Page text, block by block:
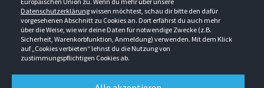
Datenschutzerklärungwissen möchtest, schau dir bitte den dafür
vorgesehenen Abschnitt zu Cookies an. Dort erfährst du auch mehr
über die Weise, wie wir deine Daten für notwendige Zwecke (z.B.
Sicherheit, Warenkorbfunktion, Anmeldung) verwenden. Mit dem Klick
auf „Cookies verbieten“ lehnst du die Nutzung von
zustimmungspflichtigen Cookies ab.
Kataloge
Jobs & Ausbildung
Retouren/Reklamationen
Berlin-Schönefeld: +49 30 68 29 54-0
Saerbeck: +49 2574 88750-0
Weißenhorn: +49 731 3982-0
info@groener-schulze.com
Freitag
9:00 - 15:00
FOLGE UNS
AGB Datenschutzbestimmungen Impressum